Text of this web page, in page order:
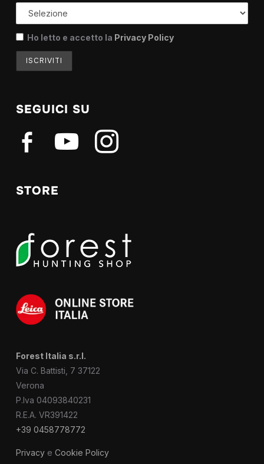
Ho letto e accetto la Privacy Policy
SEGUICI SU
facebook-
youtube instagram
STORE
Forest Italia s.r.l.
Via C. Battisti, 7 37122
Verona
P.Iva 04093840231
R.E.A. VR391422
+39 0458778772
Privacye Cookie Policy